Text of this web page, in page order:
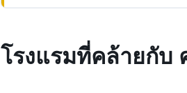
โรงแรมที่คล้ายกับ